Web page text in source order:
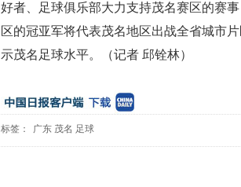
好者、足球俱乐部大力支持茂名赛区的赛
区的冠亚军将代表茂名地区出战全省城市
示茂名足球水平。
（记者 邱铨林）
标签： 广东 茂名 足球